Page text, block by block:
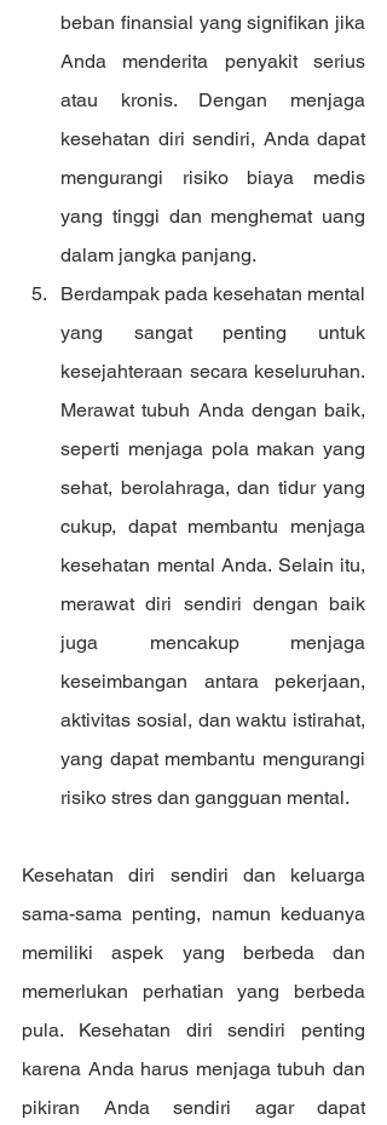
beban finansial yang signifikan jika
Anda menderita penyakit serius
atau kronis. Dengan menjaga
kesehatan diri sendiri, Anda dapat
mengurangi risiko biaya medis
yang tinggi dan menghemat uang
dalam jangka panjang.
Berdampak pada kesehatan mental
yang sangat penting untuk
kesejahteraan secara keseluruhan.
Merawat tubuh Anda dengan baik,
seperti menjaga pola makan yang
sehat, berolahraga, dan tidur yang
cukup, dapat membantu menjaga
kesehatan mental Anda. Selain itu,
merawat diri sendiri dengan baik
juga mencakup menjaga
keseimbangan antara pekerjaan,
aktivitas sosial, dan waktu istirahat,
yang dapat membantu mengurangi
risiko stres dan gangguan mental.
Kesehatan diri sendiri dan keluarga
sama-sama penting, namun keduanya
memiliki aspek yang berbeda dan
memerlukan perhatian yang berbeda
pula. Kesehatan diri sendiri penting
karena Anda harus menjaga tubuh dan
pikiran Anda sendiri agar dapat